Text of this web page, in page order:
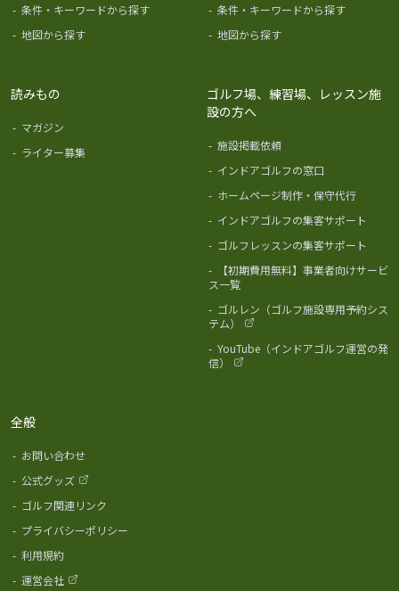
- 条件・キーワードから探す
- 地図から探す
- 条件・キーワードから探す
- 地図から探す
読みもの
- マガジン
- ライター募集
ゴルフ場、練習場、レッスン施
設の方へ
- 施設掲載依頼
- インドアゴルフの窓口
- ホームページ制作・保守代行
- インドアゴルフの集客サポート
- ゴルフレッスンの集客サポート
-
【初期費用無料】事業者向けサービ
ス一覧
- ゴルレン（ゴルフ施設専用予約シス
テム）
- YouTube（インドアゴルフ運営の発
信）
全般
- お問い合わせ
- 公式グッズ
- ゴルフ関連リンク
- プライバシーポリシー
- 利用規約
- 運営会社